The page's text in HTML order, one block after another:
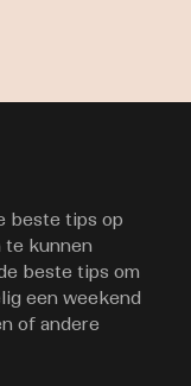
beste tips op
te kunnen
beste tips om
een weekend
of andere